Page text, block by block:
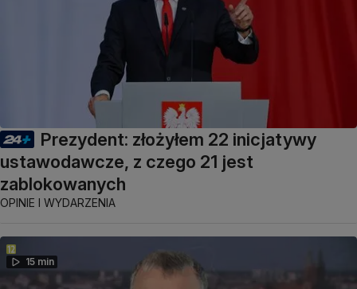
Prezydent: złożyłem 22 inicjatywy
ustawodawcze, z czego 21 jest
zablokowanych
OPINIE I WYDARZENIA
15 min